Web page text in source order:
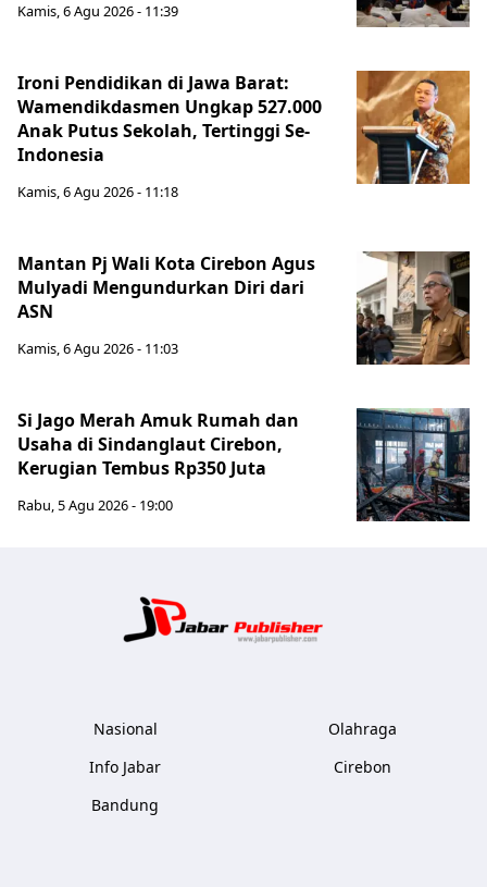
Kamis, 6 Agu 2026 - 11:39
Ironi Pendidikan di Jawa Barat:
Wamendikdasmen Ungkap 527.000
Anak Putus Sekolah, Tertinggi Se-
Indonesia
Kamis, 6 Agu 2026 - 11:18
Mantan Pj Wali Kota Cirebon Agus
Mulyadi Mengundurkan Diri dari
ASN
Kamis, 6 Agu 2026 - 11:03
Si Jago Merah Amuk Rumah dan
Usaha di Sindanglaut Cirebon,
Kerugian Tembus Rp350 Juta
Rabu, 5 Agu 2026 - 19:00
Nasional
Info Jabar
Bandung
Olahraga
Cirebon